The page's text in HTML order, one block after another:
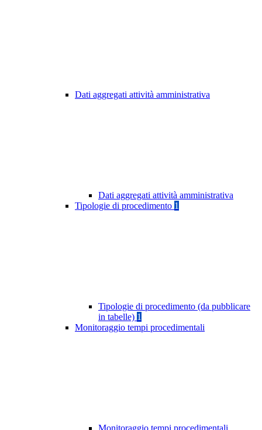
Dati aggregati attività amministrativa
Dati aggregati attività amministrativa
Tipologie di procedimento 1
Tipologie di procedimento (da pubblicare
in tabelle) 1
Monitoraggio tempi procedimentali